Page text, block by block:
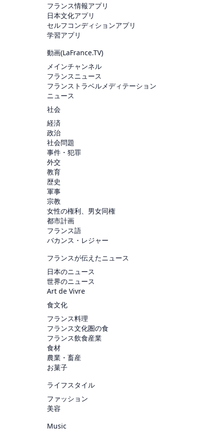
フランス情報アプリ
日本文化アプリ
セルフコンディションアプリ
学習アプリ
動画(LaFrance.TV)
メインチャンネル
フランスニュース
フランストラベルメディテーション
ニュース
社会
経済
政治
社会問題
事件・犯罪
外交
教育
歴史
軍事
宗教
女性の権利、男女同権
都市計画
フランス語
バカンス・レジャー
フランスが伝えたニュース
日本のニュース
世界のニュース
Art de Vivre
食文化
フランス料理
フランス文化圏の食
フランス飲食産業
食材
農業・畜産
お菓子
ライフスタイル
ファッション
美容
Music